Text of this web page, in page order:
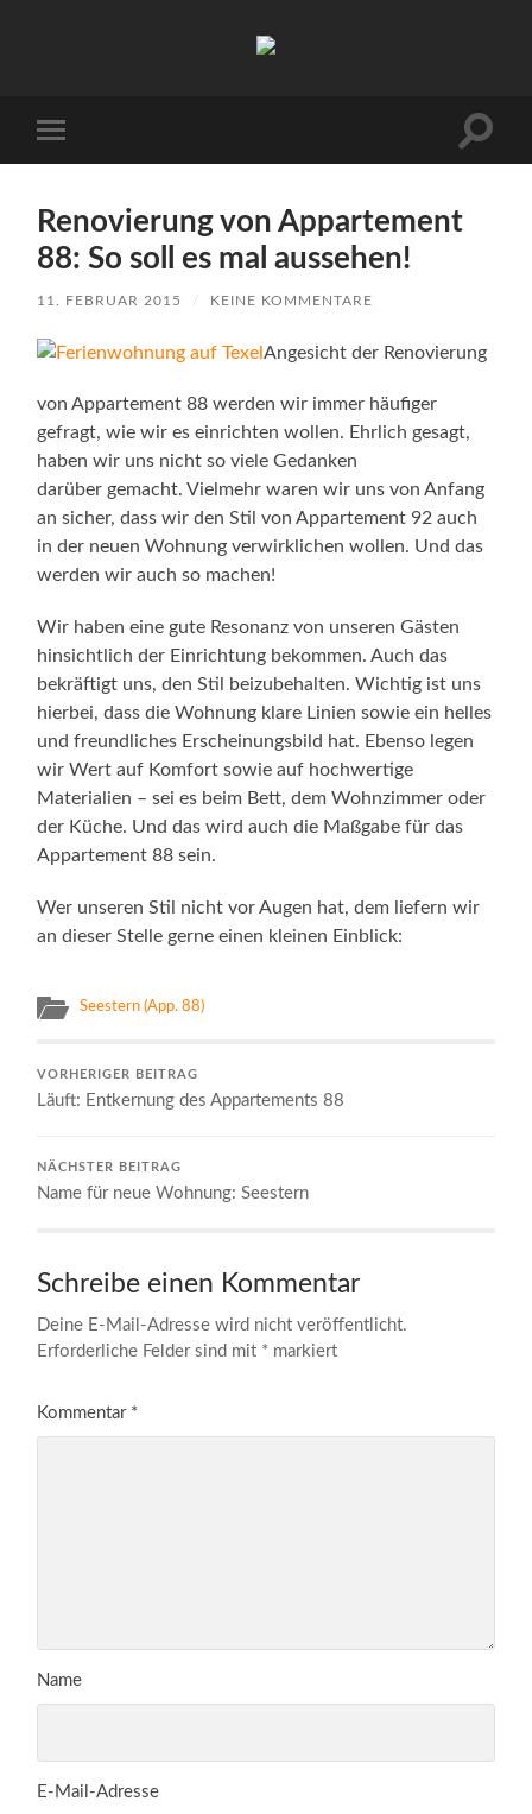
Familie
Menü
Renovierung von Appartement
88: So soll es mal aussehen!
11. FEBRUAR 2015 / KEINE KOMMENTARE
Angesicht der Renovierung
von Appartement 88 werden wir immer häufiger
gefragt, wie wir es einrichten wollen. Ehrlich gesagt,
haben wir uns nicht so viele Gedanken
darüber gemacht. Vielmehr waren wir uns von Anfang
an sicher, dass wir den Stil von Appartement 92 auch
in der neuen Wohnung verwirklichen wollen. Und das
werden wir auch so machen!
Wir haben eine gute Resonanz von unseren Gästen
hinsichtlich der Einrichtung bekommen. Auch das
bekräftigt uns, den Stil beizubehalten. Wichtig ist uns
hierbei, dass die Wohnung klare Linien sowie ein helles
und freundliches Erscheinungsbild hat. Ebenso legen
wir Wert auf Komfort sowie auf hochwertige
Materialien – sei es beim Bett, dem Wohnzimmer oder
der Küche. Und das wird auch die Maßgabe für das
Appartement 88 sein.
Wer unseren Stil nicht vor Augen hat, dem liefern wir
an dieser Stelle gerne einen kleinen Einblick:
Seestern (App. 88)
VORHERIGER BEITRAG
Läuft: Entkernung des Appartements 88
NÄCHSTER BEITRAG
Name für neue Wohnung: Seestern
Schreibe einen Kommentar
Deine E-Mail-Adresse wird nicht veröffentlicht.
Erforderliche Felder sind mit * markiert
Kommentar *
Name
E-Mail-Adresse